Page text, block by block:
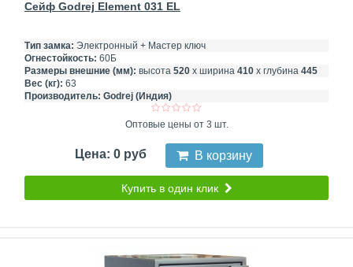
Сейф Godrej Element 031 EL
Тип замка: Электронный + Мастер ключ
Огнестойкость: 60Б
Размеры внешние (мм): высота 520 х ширина 410 х глубина 445
Вес (кг): 63
Производитель: Godrej (Индия)
Оптовые цены от 3 шт.
Цена: 0 руб В корзину
Купить в один клик